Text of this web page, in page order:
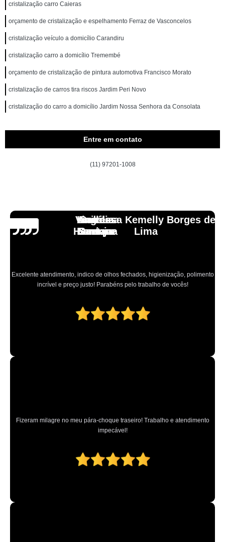
cristalização carro Caieras
orçamento de cristalização e espelhamento Ferraz de Vasconcelos
cristalização veículo a domicílio Carandiru
cristalização carro a domicílio Tremembé
orçamento de cristalização de pintura automotiva Francisco Morato
cristalização de carros tira riscos Jardim Peri Novo
cristalização do carro a domicílio Jardim Nossa Senhora da Consolata
Entre em contato
(11) 97201-1008
Angélica
Santana
Excelente atendimento, indico de olhos fechados, higienização, polimento
incrível e preço justo! Parabéns pelo trabalho de vocês!
Andressa Kemelly Borges de
Lima
Fizeram milagre no meu pára-choque traseiro! Trabalho e atendimento
impecável!
Carlos
Henrique
Vinicius
Laranja
Lourdes
Santoro